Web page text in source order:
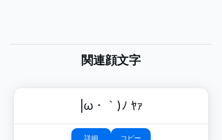
関連顔文字
|ω・｀)ﾉ ﾔｧ
詳細 コピー